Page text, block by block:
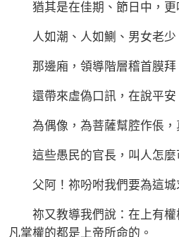
猶其是在佳期、節日中，更
人如潮、人如鰂、男女老少
那邊廂，領導階層稽首膜拜
還帶來虛偽口訊，在說平安
為偶像，為菩薩幫腔作倀，
這些愚民的官長，叫人怎麼
父阿！祢吩咐我們要為這城
祢又教導我們說：在上有權
凡掌權的都是上帝所命的。